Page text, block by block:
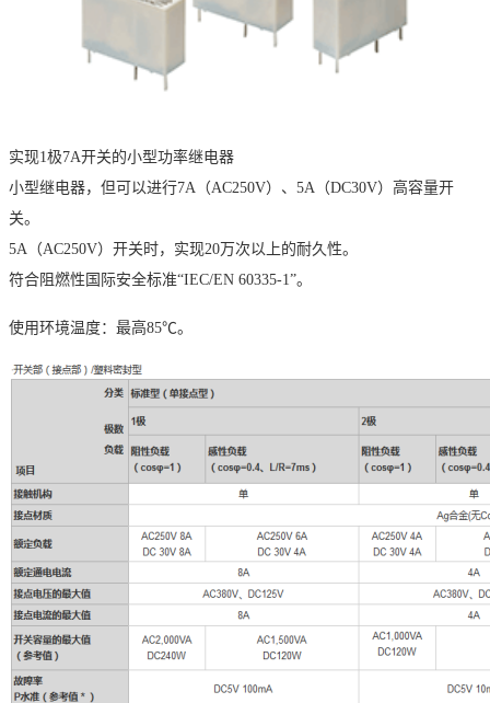
实现1极7A开关的小型功率继电器
小型继电器，但可以进行7A（AC250V）、5A（DC30V）高容量开
关。
5A（AC250V）开关时，实现20万次以上的耐久性。
符合阻燃性国际安全标准“IEC/EN 60335-1”。
使用环境温度：最高85℃。